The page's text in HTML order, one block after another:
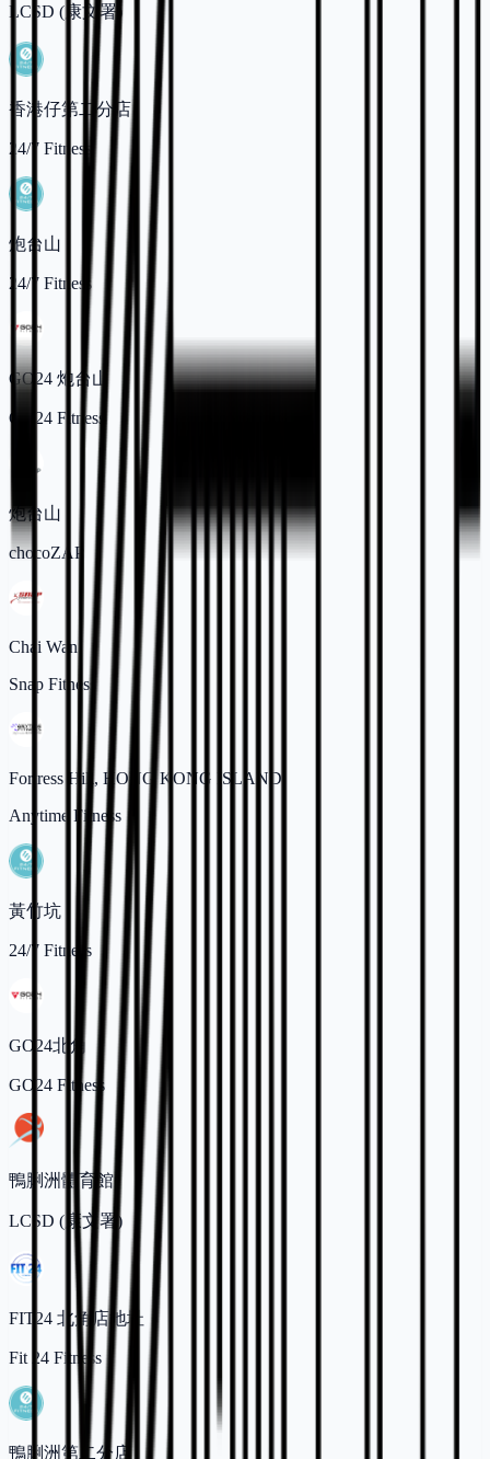
LCSD (康文署)
香港仔第二分店
24/7 Fitness
炮台山
24/7 Fitness
GO24 炮台山
GO24 Fitness
炮台山
chocoZAP
Chai Wan
Snap Fitness
Fortress Hill, HONG KONG ISLAND
Anytime Fitness
黃竹坑
24/7 Fitness
GO24北角
GO24 Fitness
鴨脷洲體育館
LCSD (康文署)
FIT24 北角店地址
Fit 24 Fitness
鴨脷洲第二分店